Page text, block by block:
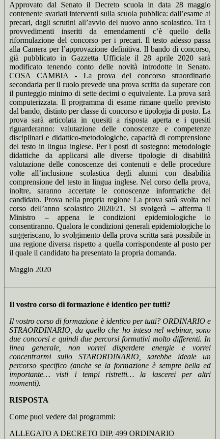
Approvato dal Senato il Decreto scuola in data 28 maggio
contenente svariati interventi sulla scuola pubblica: dall’esame ai
precari, dagli scrutini all’avvio del nuovo anno scolastico. Tra i
provvedimenti inseriti da emendamenti c’è quello della
riformulazione del concorso per i precari. Il testo adesso passa
alla Camera per l’approvazione definitiva. Il bando di concorso,
già pubblicato in Gazzetta Ufficiale il 28 aprile 2020 sarà
modificato tenendo conto delle novità introdotte in Senato.
COSA CAMBIA - La prova del concorso straordinario
secondaria per il ruolo prevede una prova scritta da superare con
il punteggio minimo di sette decimi o equivalente. La prova sarà
computerizzata. Il programma di esame rimane quello previsto
dal bando, distinto per classe di concorso e tipologia di posto. La
prova sarà articolata in quesiti a risposta aperta e i quesiti
riguarderanno: valutazione delle conoscenze e competenze
disciplinari e didattico-metodologiche, capacità di comprensione
del testo in lingua inglese. Per i posti di sostegno: metodologie
didattiche da applicarsi alle diverse tipologie di disabilità
valutazione delle conoscenze dei contenuti e delle procedure
volte all’inclusione scolastica degli alunni con disabilità
comprensione del testo in lingua inglese. Nel corso della prova,
inoltre, saranno accertate le conoscenze informatiche del
candidato. Prova nella propria regione La prova sarà svolta nel
corso dell’anno scolastico 2020/21. Si svolgerà – afferma il
Ministro – appena le condizioni epidemiologiche lo
consentiranno. Qualora le condizioni generali epidemiologiche lo
suggeriscano, lo svolgimento della prova scritta sarà possibile in
una regione diversa rispetto a quella corrispondente al posto per
il quale il candidato ha presentato la propria domanda.
Maggio 2020
Il vostro corso di formazione è identico per tutti?
Il vostro corso di formazione è identico per tutti? ORDINARIO e
STRAORDINARIO, da quello che ho inteso nel webinar, sono
due concorsi e quindi due percorsi formativi molto differenti. In
linea generale, non vorrei disperdere energie e vorrei
concentrarmi sullo STARORDINARIO, sarebbe ideale un
percorso specifico (anche se la formazione è sempre bella ed
importante… visti i tempi ristretti… la lascerei per altri
momenti).
RISPOSTA
Come puoi vedere dai programmi:
ALLEGATO A DECRETO DIP. 499 ORDINARIO